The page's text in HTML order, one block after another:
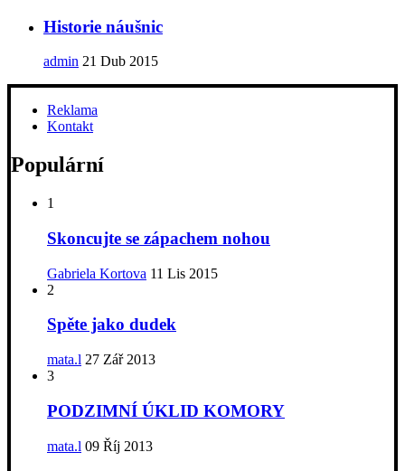
Historie náušnic
admin 21 Dub 2015
Reklama
Kontakt
Populární
1
Skoncujte se zápachem nohou
Gabriela Kortova 11 Lis 2015
2
Spěte jako dudek
mata.l 27 Zář 2013
3
PODZIMNÍ ÚKLID KOMORY
mata.l 09 Říj 2013